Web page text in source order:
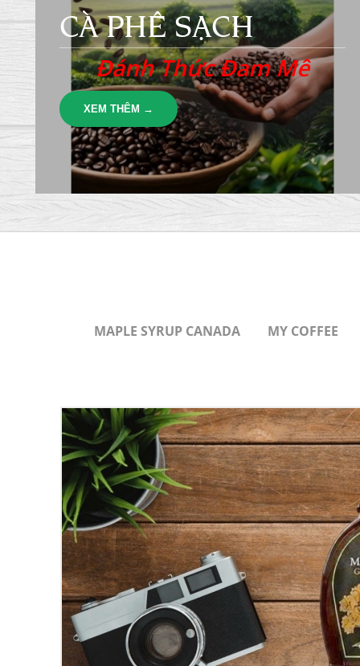
CÀ PHÊ SẠCH
Đánh Thức Đam Mê
XEM THÊM →
MAPLE SYRUP CANADA MY COFFEE